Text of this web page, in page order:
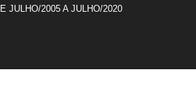
JULHO/2005 A JULHO/2020